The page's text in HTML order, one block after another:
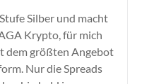
Silber und macht
Krypto, für mich
dem größten Angebot
Nur die Spreads